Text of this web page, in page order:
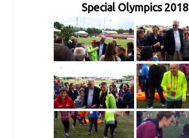
Special Olympics 2018